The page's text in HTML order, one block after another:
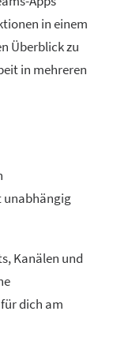
in einem
Überblick zu
in mehreren
unabhängig
Kanälen und
dich am